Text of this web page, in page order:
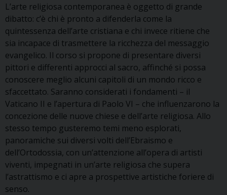
L’arte religiosa contemporanea è oggetto di grande
dibatto: c’è chi è pronto a difenderla come la
quintessenza dell’arte cristiana e chi invece ritiene che
sia incapace di trasmettere la ricchezza del messaggio
evangelico. Il corso si propone di presentare diversi
pittori e differenti approcci al sacro, affinché si possa
conoscere meglio alcuni capitoli di un mondo ricco e
sfaccettato. Saranno considerati i fondamenti – il
Vaticano II e l’apertura di Paolo VI – che influenzarono la
concezione delle nuove chiese e dell’arte religiosa. Allo
stesso tempo gusteremo temi meno esplorati,
panoramiche sui diversi volti dell’Ebraismo e
dell’Ortodossia, con un’attenzione all’opera di artisti
viventi, impegnati in un’arte religiosa che supera
l’astrattismo e ci apre a prospettive artistiche foriere di
senso.